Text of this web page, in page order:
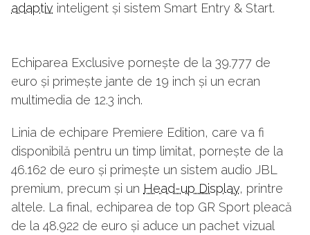
adaptiv inteligent și sistem Smart Entry & Start.
Echiparea Exclusive pornește de la 39.777 de
euro și primește jante de 19 inch și un ecran
multimedia de 12.3 inch.
Linia de echipare Premiere Edition, care va fi
disponibilă pentru un timp limitat, pornește de la
46.162 de euro și primește un sistem audio JBL
premium, precum și un Head-up Display, printre
altele. La final, echiparea de top GR Sport pleacă
de la 48.922 de euro și aduce un pachet vizual